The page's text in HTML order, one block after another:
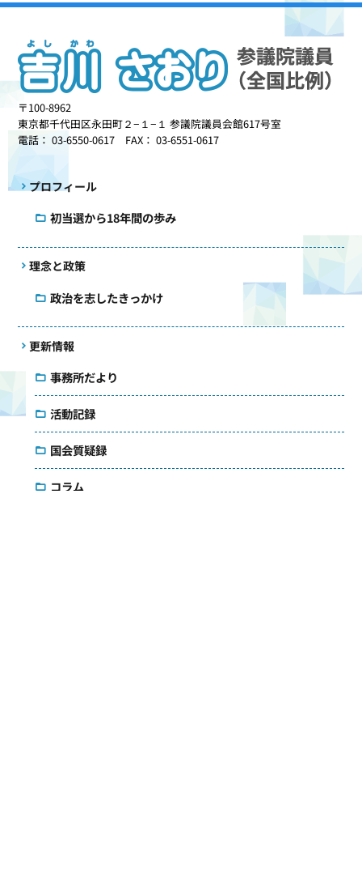
〒100-8962
東京都千代田区永田町２−１−１ 参議院議員会館617号室
電話： 03-6550-0617 FAX： 03-6551-0617
プロフィール
初当選から18年間の歩み
理念と政策
政治を志したきっかけ
更新情報
事務所だより
活動記録
国会質疑録
コラム